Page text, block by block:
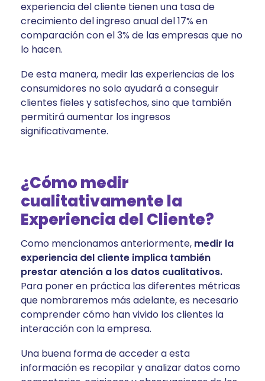
experiencia del cliente tienen una tasa de
crecimiento del ingreso anual del 17% en
comparación con el 3% de las empresas que no
lo hacen.
De esta manera, medir las experiencias de los
consumidores no solo ayudará a conseguir
clientes fieles y satisfechos, sino que también
permitirá aumentar los ingresos
significativamente.
¿Cómo medir
cualitativamente la
Experiencia del Cliente?
Como mencionamos anteriormente, medir la
experiencia del cliente implica también
prestar atención a los datos cualitativos.
Para poner en práctica las diferentes métricas
que nombraremos más adelante, es necesario
comprender cómo han vivido los clientes la
interacción con la empresa.
Una buena forma de acceder a esta
información es recopilar y analizar datos como